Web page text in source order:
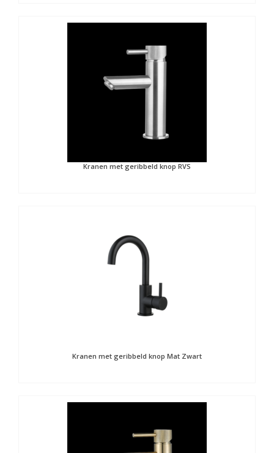
Kranen met geribbeld knop RVS
Kranen met geribbeld knop Mat Zwart